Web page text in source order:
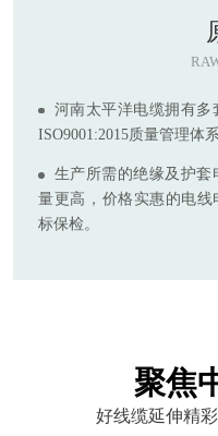
河南太平洋电缆拥有
ISO9001:2015质量管理体
生产所需的绝缘及护
量更高，价格实惠的电
标保检。
聚焦
好线缆延伸精